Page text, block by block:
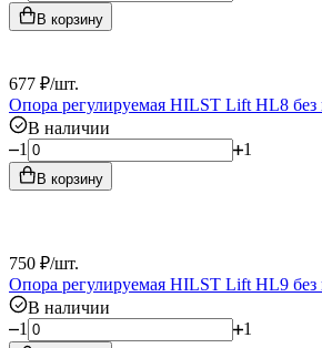
В корзину
677 ₽/шт.
Опора регулируемая HILST Lift HL8
В наличии
1
1
В корзину
750 ₽/шт.
Опора регулируемая HILST Lift HL9
В наличии
1
1